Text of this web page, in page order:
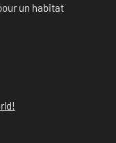
un habitat